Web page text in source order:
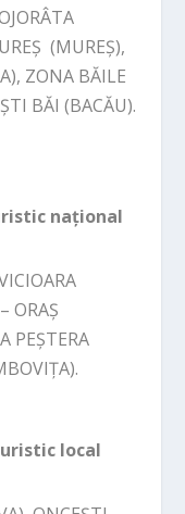
(MUREȘ),
ZONA BĂILE
BĂI (BACĂU).
național
ORAȘ
PEȘTERA
local